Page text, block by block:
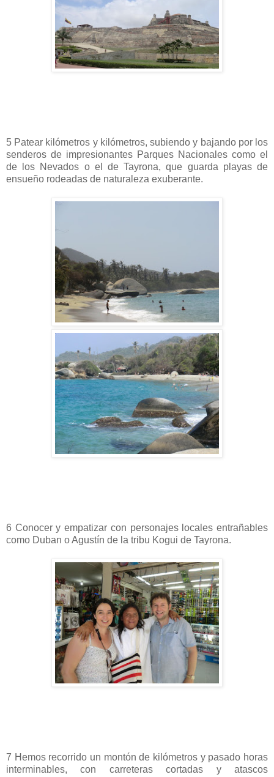
5 Patear kilómetros y kilómetros, subiendo y bajando por los
senderos de impresionantes Parques Nacionales como el
de los Nevados o el de Tayrona, que guarda playas de
ensueño rodeadas de naturaleza exuberante.
6 Conocer y empatizar con personajes locales entrañables
como Duban o Agustín de la tribu Kogui de Tayrona.
7 Hemos recorrido un montón de kilómetros y pasado horas
interminables, con carreteras cortadas y atascos